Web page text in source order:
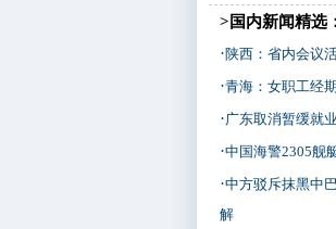
>国内新闻精选：
·陕西：省内会议
·青海：女职工经
·广东取消暂缓就
·中国海警2305舰
·中方驳斥抹黑中
解